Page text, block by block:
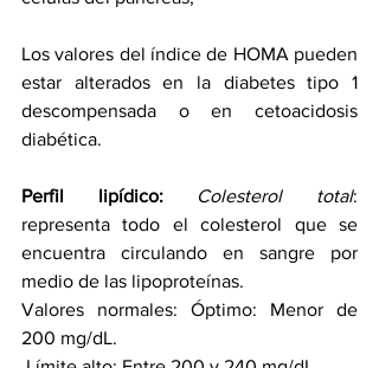
Los valores del índice de HOMA pueden
estar alterados en la diabetes tipo 1
descompensada o en cetoacidosis
diabética.
Perfil lipídico: Colesterol total:
representa todo el colesterol que se
encuentra circulando en sangre por
medio de las lipoproteínas.
Valores normales: Óptimo: Menor de
200 mg/dL.